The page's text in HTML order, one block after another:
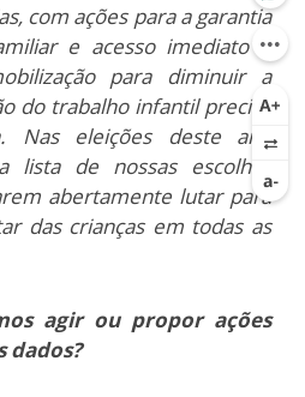
com ações para a garantia
e acesso imediato à
para diminuir a
do trabalho infantil precisa
Nas eleições deste ano
lista de nossas escolhas
abertamente lutar para
das crianças em todas as
agir ou propor ações
dados?